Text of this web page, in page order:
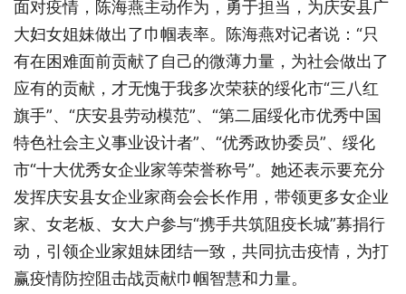
面对疫情，陈海燕主动作为，勇于担当，为庆安县广
大妇女姐妹做出了巾帼表率。陈海燕对记者说：“只
有在困难面前贡献了自己的微薄力量，为社会做出了
应有的贡献，才无愧于我多次荣获的绥化市“三八红
旗手”、“庆安县劳动模范”、“第二届绥化市优秀中国
特色社会主义事业设计者”、“优秀政协委员”、绥化
市“十大优秀女企业家等荣誉称号”。她还表示要充分
发挥庆安县女企业家商会会长作用，带领更多女企业
家、女老板、女大户参与“携手共筑阻疫长城”募捐行
动，引领企业家姐妹团结一致，共同抗击疫情，为打
赢疫情防控阻击战贡献巾帼智慧和力量。